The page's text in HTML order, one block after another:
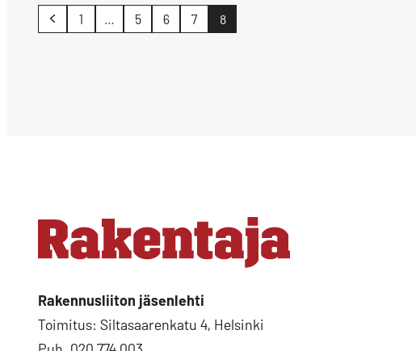
Artikkelien
1 5 6 7 8
Rakennusliiton jäsenlehti
Toimitus: Siltasaarenkatu 4, Helsinki